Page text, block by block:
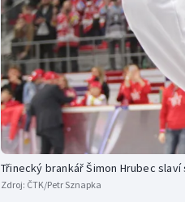
Golf
Třinecký brankář Šimon Hrubec slaví
Zdroj: ČTK/Petr Sznapka